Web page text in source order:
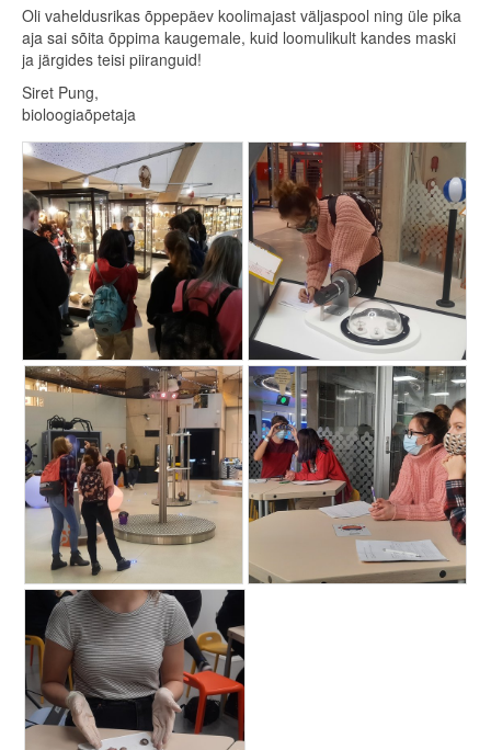
Oli vaheldusrikas õppepäev koolimajast väljaspool ning üle pika
aja sai sõita õppima kaugemale, kuid loomulikult kandes maski
ja järgides teisi piiranguid!
Siret Pung,
bioloogiaõpetaja